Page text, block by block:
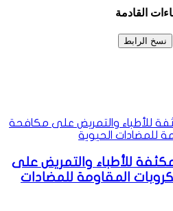
القادمة
نسخ الرابط
للأطباء والتمريض على
المقاومة للمضادات